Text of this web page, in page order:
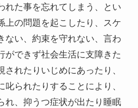
れた事を忘れてしまう、とい
上の問題を起こしたり、スケ
ない、約束を守れない、言わ
ができず社会生活に支障きた
れたりいじめにあったり、
られたりすることにより、
れ、抑うつ症状が出たり睡眠